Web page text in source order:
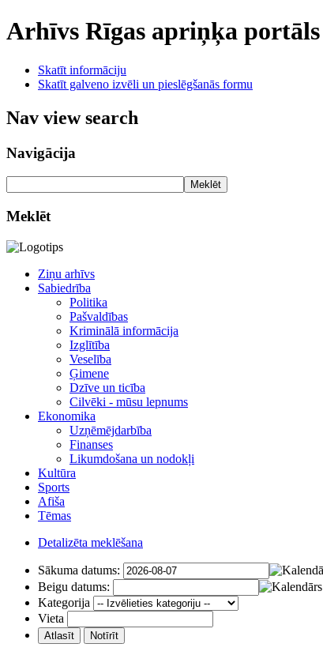
Arhīvs Rīgas apriņķa portāls
Skatīt informāciju
Skatīt galveno izvēli un pieslēgšanās formu
Nav view search
Navigācija
Meklēt
Meklēt
Ziņu arhīvs
Sabiedrība
Politika
Pašvaldības
Kriminālā informācija
Izglītība
Veselība
Ģimene
Dzīve un ticība
Cilvēki - mūsu lepnums
Ekonomika
Uzņēmējdarbība
Finanses
Likumdošana un nodokļi
Kultūra
Sports
Afiša
Tēmas
Detalizēta meklēšana
Sākuma datums:
Beigu datums:
Kategorija
Vieta